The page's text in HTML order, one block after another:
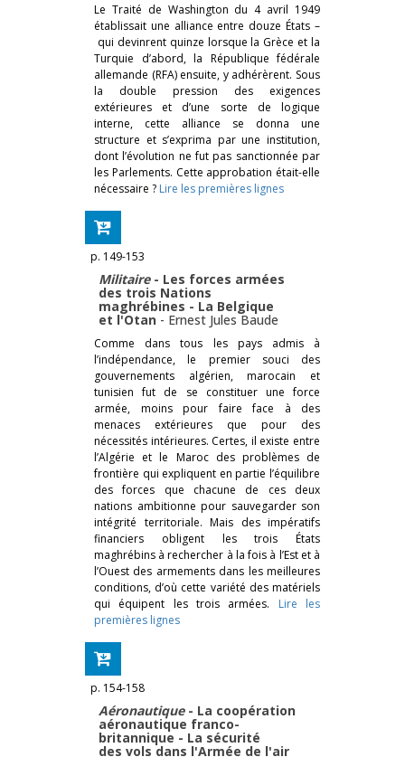
Le Traité de Washington du 4 avril 1949
établissait une alliance entre douze États –
qui devinrent quinze lorsque la Grèce et la
Turquie d’abord, la République fédérale
allemande (RFA) ensuite, y adhérèrent. Sous
la double pression des exigences
extérieures et d’une sorte de logique
interne, cette alliance se donna une
structure et s’exprima par une institution,
dont l’évolution ne fut pas sanctionnée par
les Parlements. Cette approbation était-elle
nécessaire ? Lire les premières lignes
p. 149-153
Militaire - Les forces armées
des trois Nations
maghrébines - La Belgique
et l'Otan - Ernest Jules Baude
Comme dans tous les pays admis à
l’indépendance, le premier souci des
gouvernements algérien, marocain et
tunisien fut de se constituer une force
armée, moins pour faire face à des
menaces extérieures que pour des
nécessités intérieures. Certes, il existe entre
l’Algérie et le Maroc des problèmes de
frontière qui expliquent en partie l’équilibre
des forces que chacune de ces deux
nations ambitionne pour sauvegarder son
intégrité territoriale. Mais des impératifs
financiers obligent les trois États
maghrébins à rechercher à la fois à l’Est et à
l’Ouest des armements dans les meilleures
conditions, d’où cette variété des matériels
qui équipent les trois armées. Lire les
premières lignes
p. 154-158
Aéronautique - La coopération
aéronautique franco-
britannique - La sécurité
des vols dans l'Armée de l'air